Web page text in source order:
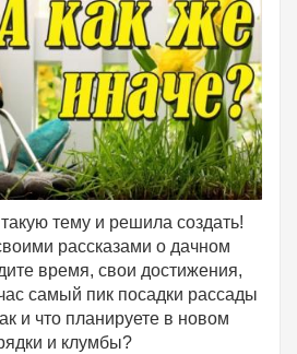
тему и решила создать!
рассказами о дачном
время, свои достижения,
самый пик посадки рассады
и что планируете в новом
и клумбы?